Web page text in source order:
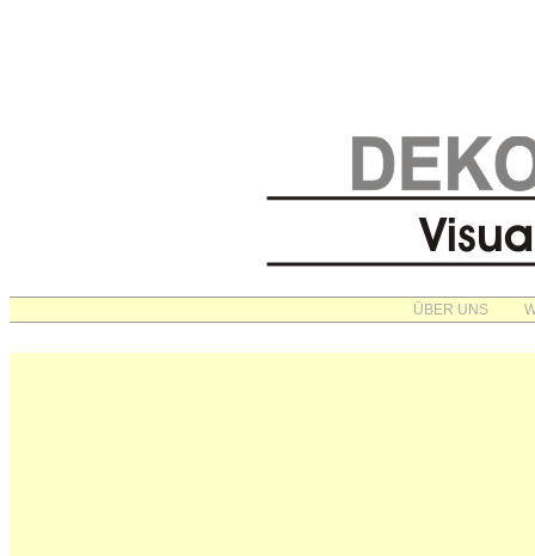
ÜBER UNS